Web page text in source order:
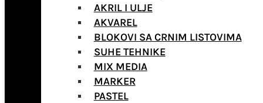
AKRIL I ULJE
AKVAREL
BLOKOVI SA CRNIM LISTOVIMA
SUHE TEHNIKE
MIX MEDIA
MARKER
PASTEL